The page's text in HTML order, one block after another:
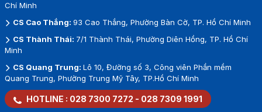
Chí Minh
CS Cao Thắng: 93 Cao Thắng, Phường Bàn Cờ, TP. Hồ Chí Minh
CS Thành Thái: 7/1 Thành Thái, Phường Diên Hồng, TP. Hồ Chí
Minh
CS Quang Trung: Lô 10, Đường số 3, Công viên Phần mềm
Quang Trung, Phường Trung Mỹ Tây, TP.Hồ Chí Minh
HOTLINE : 028 7300 7272 - 028 7309 1991